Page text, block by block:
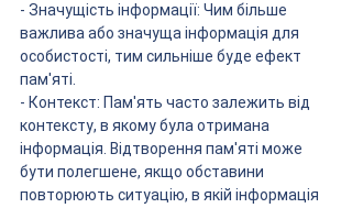
- Значущість інформації: Чим більше
важлива або значуща інформація для
особистості, тим сильніше буде ефект
пам'яті.
- Контекст: Пам'ять часто залежить від
контексту, в якому була отримана
інформація. Відтворення пам'яті може
бути полегшене, якщо обставини
повторюють ситуацію, в якій інформація